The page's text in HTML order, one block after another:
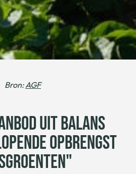
Bron:AGF
UIT BALANS
OPBRENGST